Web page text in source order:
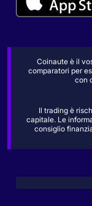
Coinaute è il
comparatori per
con
Il trading è
capitale. Le
consiglio